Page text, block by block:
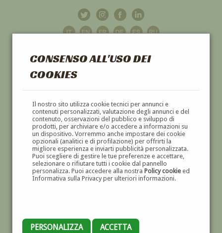
CONSENSO ALL'USO DEI
COOKIES
Il nostro sito utilizza cookie tecnici per annunci e
contenuti personalizzati, valutazione degli annunci e del
contenuto, osservazioni del pubblico e sviluppo di
prodotti, per archiviare e/o accedere a informazioni su
un dispositivo. Vorremmo anche impostare dei cookie
opzionali (analitici e di profilazione) per offrirti la
migliore esperienza e inviarti pubblicità personalizzata.
Puoi scegliere di gestire le tue preferenze e accettare,
selezionare o rifiutare tutti i cookie dal pannello
personalizza. Puoi accedere alla nostra Policy cookieed
Informativa sulla Privacy per ulteriori informazioni.
PERSONALIZZA ACCETTA
GALLERIAD'ARTE
DIPINTI E SCULTURE '800 E '900